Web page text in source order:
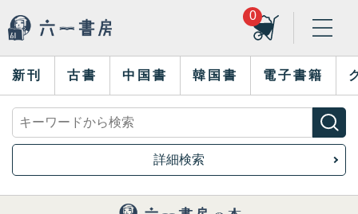
0
新刊 古書 中国書 韓国書 電子書籍
詳細検索